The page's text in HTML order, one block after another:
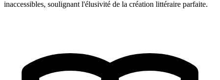
inaccessibles, soulignant l'élusivité de la création littéraire parfaite.